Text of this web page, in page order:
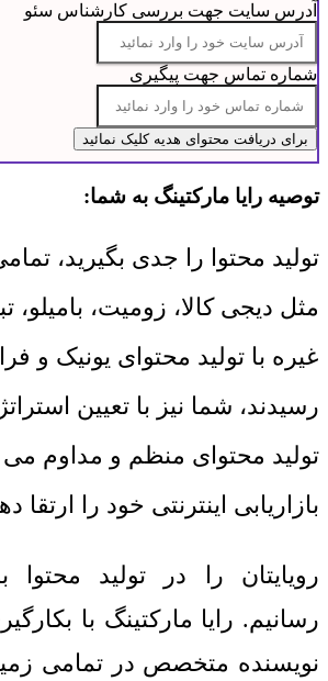
آدرس سایت جهت بررسی کارشناس سئو
شماره تماس جهت پیگیری
توصیه رایا مارکتینگ به شما:
تولید محتوا را جدی بگیرید،
غیره با تولید محتوای یونیک و
رسیدند، شما نیز با تعیین
تولید محتوای منظم و مداوم می
بازاریابی اینترنتی خود را ارتقا
رویایتان را در تولید
نویسنده متخصص در تمامی